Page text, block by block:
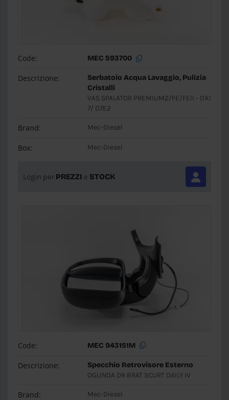
Code: MEC 593700
Descrizione:
Serbatoio Acqua Lavaggio, Pulizia
Cristalli
VAS SPALATOR PREMIUM2/FE/FEII - DXI
7/ D7E2
Brand: Mec-Diesel
Box: Mec-Diesel
Login per PREZZI e STOCK
Code: MEC 943151M
Descrizione:
Specchio Retrovisore Esterno
OGLINDA DR BRAT SCURT DAILY IV
Brand: Mec-Diesel